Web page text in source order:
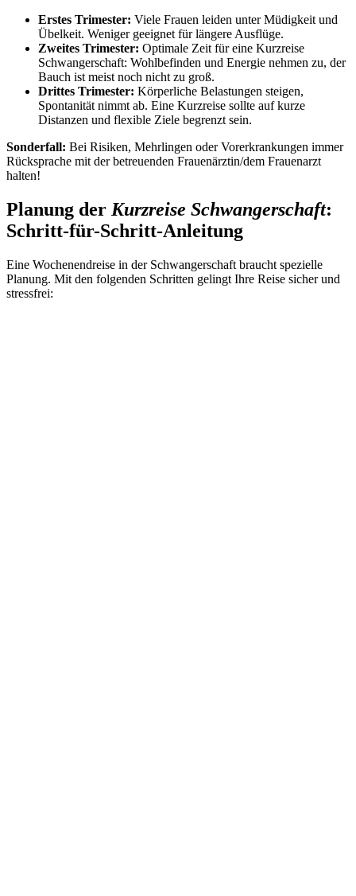
Erstes Trimester: Viele Frauen leiden unter Müdigkeit und
Übelkeit. Weniger geeignet für längere Ausflüge.
Zweites Trimester: Optimale Zeit für eine Kurzreise
Schwangerschaft: Wohlbefinden und Energie nehmen zu, der
Bauch ist meist noch nicht zu groß.
Drittes Trimester: Körperliche Belastungen steigen,
Spontanität nimmt ab. Eine Kurzreise sollte auf kurze
Distanzen und flexible Ziele begrenzt sein.
Sonderfall: Bei Risiken, Mehrlingen oder Vorerkrankungen immer
Rücksprache mit der betreuenden Frauenärztin/dem Frauenarzt
halten!
Planung der Kurzreise Schwangerschaft:
Schritt-für-Schritt-Anleitung
Eine Wochenendreise in der Schwangerschaft braucht spezielle
Planung. Mit den folgenden Schritten gelingt Ihre Reise sicher und
stressfrei: